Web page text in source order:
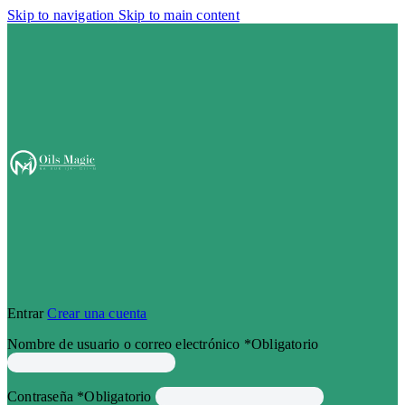
Skip to navigation Skip to main content
EntrarCrear una cuenta
Nombre de usuario o correo electrónico *Obligatorio
Contraseña *Obligatorio